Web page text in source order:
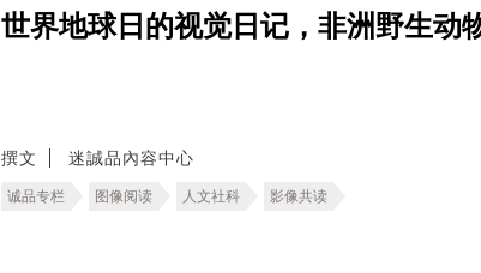
世界地球日的视觉日记，非洲野生动
撰文 迷誠品內容中心
诚品专栏 图像阅读 人文社科 影像共读